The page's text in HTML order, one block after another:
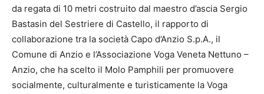
da regata di 10 metri costruito dal maestro d’ascia Sergio
Bastasin del Sestriere di Castello, il rapporto di
collaborazione tra la società Capo d’Anzio S.p.A., il
Comune di Anzio e l’Associazione Voga Veneta Nettuno –
Anzio, che ha scelto il Molo Pamphili per promuovere
socialmente, culturalmente e turisticamente la Voga